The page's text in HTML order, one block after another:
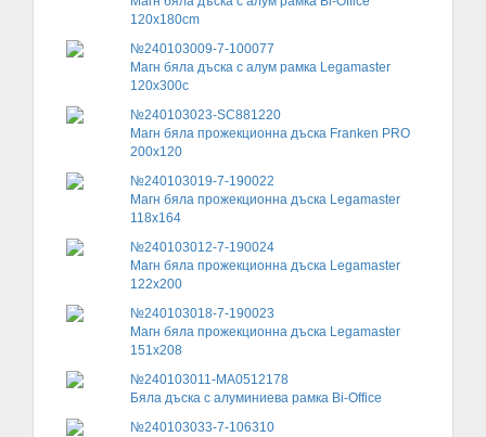
120x180cm
№240103009-7-100077
Магн бяла дъска с алум рамка Legamaster
120x300c
№240103023-SC881220
Магн бяла прожекционна дъска Franken PRO
200x120
№240103019-7-190022
Магн бяла прожекционна дъска Legamaster
118x164
№240103012-7-190024
Магн бяла прожекционна дъска Legamaster
122x200
№240103018-7-190023
Магн бяла прожекционна дъска Legamaster
151x208
№240103011-MA0512178
Бяла дъска с алуминиева рамка Bi-Office
№240103033-7-106310